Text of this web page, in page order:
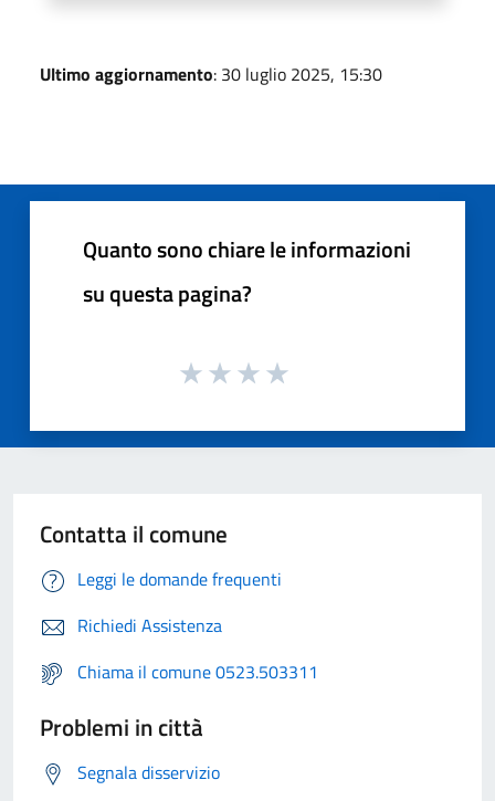
Ultimo aggiornamento: 30 luglio 2025, 15:30
Quanto sono chiare le informazioni
su questa pagina?
Contatta il comune
Leggi le domande frequenti
Richiedi Assistenza
Chiama il comune 0523.503311
Problemi in città
Segnala disservizio